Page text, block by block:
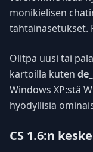
monikielisen
tähtäinasetukset.
Olitpa uusi tai
kartoilla kuten
Windows XP:stä
hyödyllisiä
CS 1.6:n